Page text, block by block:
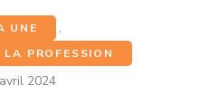
UNE
,
PROFESSION
2024